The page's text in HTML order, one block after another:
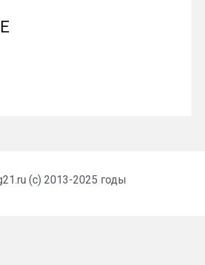
(c) 2013-2025 годы